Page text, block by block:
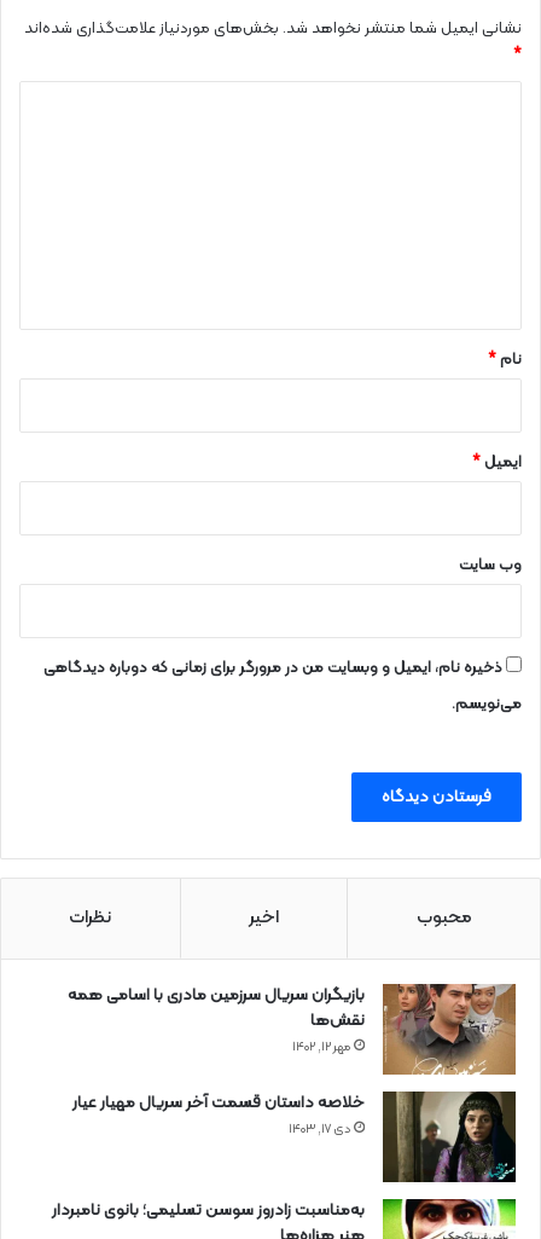
نشانی ایمیل شما منتشر نخواهد شد. بخش‌های موردنیاز علامت‌گذاری شده‌اند
*
نام*
ایمیل*
وب‌ سایت
ذخیره نام، ایمیل و وبسایت من در مرورگر برای زمانی که دوباره دیدگاهی
می‌نویسم.
محبوب اخیر نظرات
بازیگران سریال سرزمین مادری با اسامی همه
نقش‌ها
مهر ۱۲, ۱۴۰۲
خلاصه داستان قسمت آخر سریال مهیار عیار
دی ۱۷, ۱۴۰۳
به‌مناسبت زادروز سوسن تسلیمی؛ بانوی نامبردار